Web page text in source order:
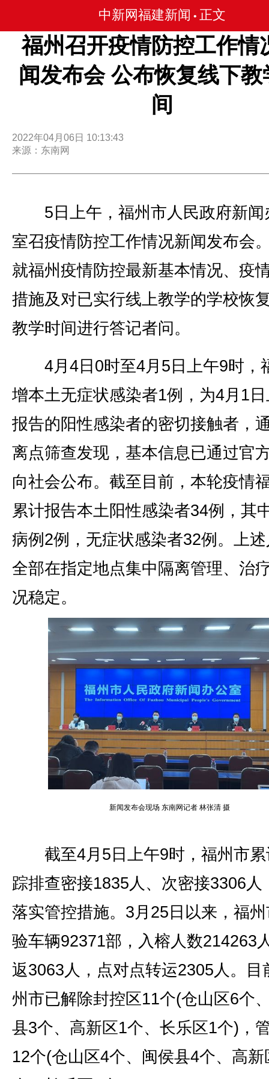
中新网福建新闻 • 正文
福州召开疫情防控工作情
闻发布会 公布恢复线下教
间
2022年04月06日 10:13:43
来源：东南网
5日上午，福州市人民政府新闻
室召疫情防控工作情况新闻发布会
就福州疫情防控最新基本情况、疫
措施及对已实行线上教学的学校恢
教学时间进行答记者问。
4月4日0时至4月5日上午9时，
增本土无症状感染者1例，为4月1
报告的阳性感染者的密切接触者，
离点筛查发现，基本信息已通过官
向社会公布。截至目前，本轮疫情
累计报告本土阳性感染者34例，其
病例2例，无症状感染者32例。上
全部在指定地点集中隔离管理、治
况稳定。
新闻发布会现场 东南网记者 林张清 摄
截至4月5日上午9时，福州市累
踪排查密接1835人、次密接3306人
落实管控措施。3月25日以来，福
验车辆92371部，入榕人数214263
返3063人，点对点转运2305人。目
州市已解除封控区11个(仓山区6个
县3个、高新区1个、长乐区1个)，
12个(仓山区4个、闽侯县4个、高新